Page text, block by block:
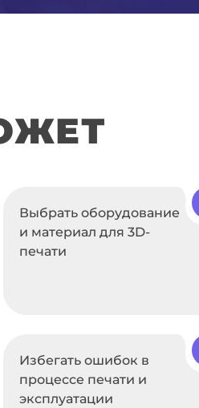
Выбрать оборудование
и материал для 3D-
печати
Избегать ошибок в
процессе печати и
эксплуатации